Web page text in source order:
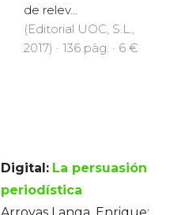
de relev...
(Editorial UOC, S.L.,
2017) · 136 pàg. · 6 €
Digital: La persuasión
periodística